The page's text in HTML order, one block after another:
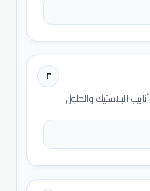
٢
البلاستيك والحلول